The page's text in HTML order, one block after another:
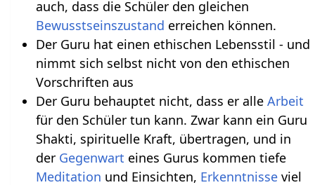
auch, dass die Schüler den gleichen
Bewusstseinszustand erreichen können.
Der Guru hat einen ethischen Lebensstil - und
nimmt sich selbst nicht von den ethischen
Vorschriften aus
Der Guru behauptet nicht, dass er alle Arbeit
für den Schüler tun kann. Zwar kann ein Guru
Shakti, spirituelle Kraft, übertragen, und in
der Gegenwart eines Gurus kommen tiefe
Meditation und Einsichten, Erkenntnisseviel